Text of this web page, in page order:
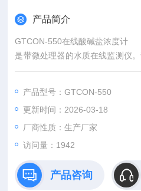
产品简介
GTCON-550在线酸碱盐浓度计
是带微处理器的水质在线监测仪
工、冶金电子、矿业、纸业、半
工化学工业过程等，对水溶液中
检测和控制。
产品型号：GTCON-550
更新时间：2026-03-18
厂商性质：生产厂家
访问量：1942
产品咨询